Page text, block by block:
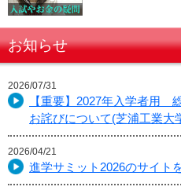
お知らせ
2026/07/31
【重要】2027年入学者用
お詫びについて(芝浦工業大
2026/04/21
進学サミット2026のサイト